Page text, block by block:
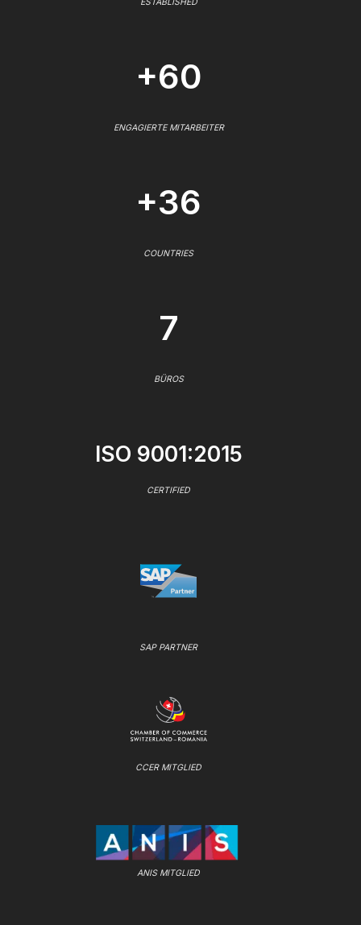
+60
ENGAGIERTE MITARBEITER
+36
COUNTRIES
7
BÜROS
ISO 9001:2015
CERTIFIED
SAP PARTNER
CCER MITGLIED
ANIS MITGLIED